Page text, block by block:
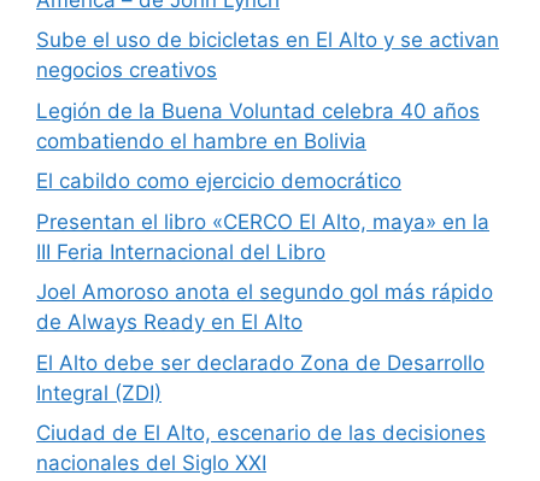
Sube el uso de bicicletas en El Alto y se activan
negocios creativos
Legión de la Buena Voluntad celebra 40 años
combatiendo el hambre en Bolivia
El cabildo como ejercicio democrático
Presentan el libro «CERCO El Alto, maya» en la
III Feria Internacional del Libro
Joel Amoroso anota el segundo gol más rápido
de Always Ready en El Alto
El Alto debe ser declarado Zona de Desarrollo
Integral (ZDI)
Ciudad de El Alto, escenario de las decisiones
nacionales del Siglo XXI